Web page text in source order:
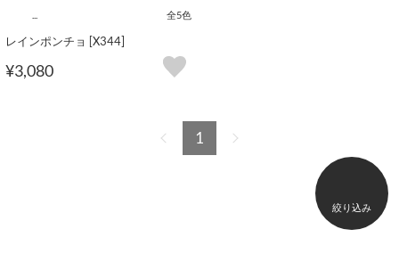
全5色
レインポンチョ [X344]
¥3,080
1
絞り込み